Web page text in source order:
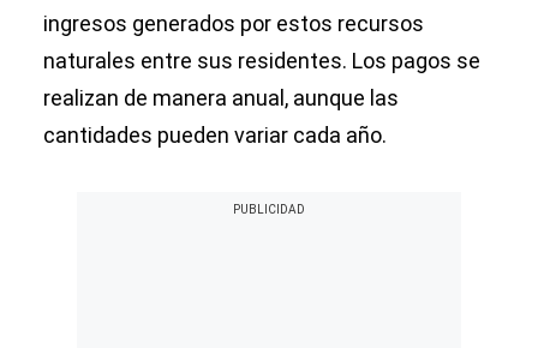
ingresos generados por estos recursos
naturales entre sus residentes. Los pagos se
realizan de manera anual, aunque las
cantidades pueden variar cada año.